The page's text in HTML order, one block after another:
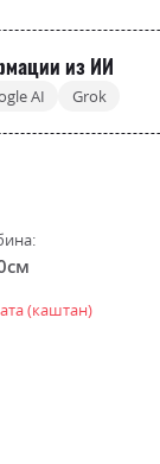
из ИИ
AI Grok
(каштан)